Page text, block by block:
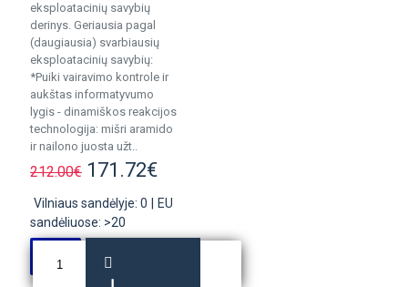
eksploatacinių savybių
derinys. Geriausia pagal
(daugiausia) svarbiausių
eksploatacinių savybių:
*Puiki vairavimo kontrole ir
aukštas informatyvumo
lygis - dinamiškos reakcijos
technologija: mišri aramido
ir nailono juosta užt..
212.00€ 171.72€
Vilniaus sandėlyje: 0
EU
sandėliuose: >20